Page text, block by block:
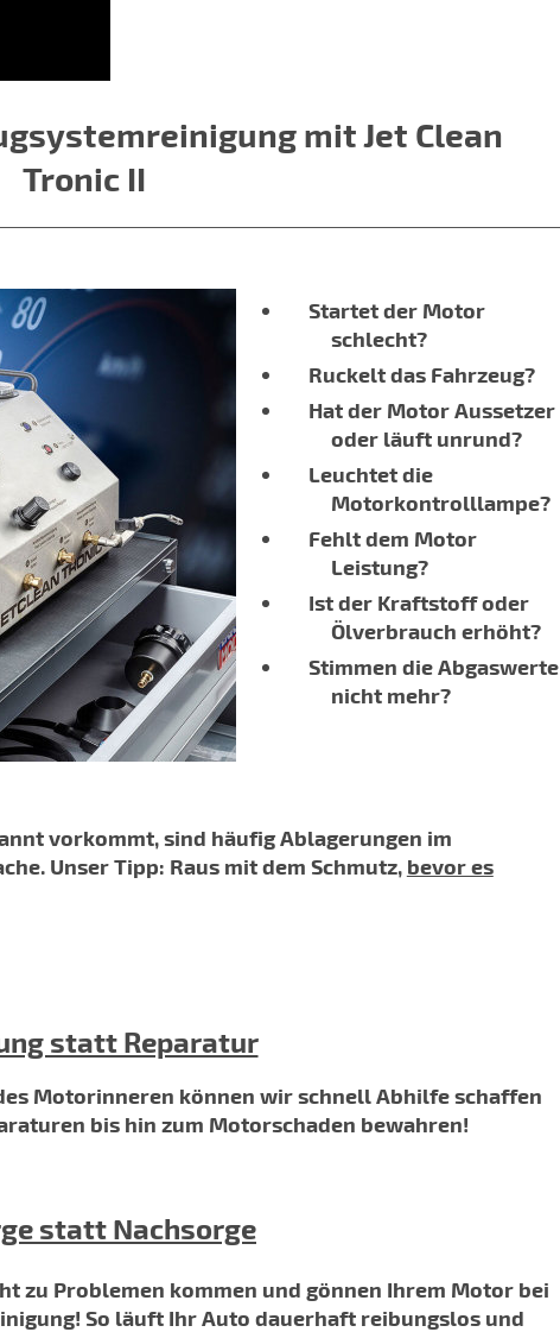
mit Jet Clean
Tronic II
Startet der Motor
schlecht?
Ruckelt das Fahrzeug?
Hat der Motor Aussetzer
oder läuft unrund?
Leuchtet die
Motorkontrolllampe?
Fehlt dem Motor
Leistung?
Ist der Kraftstoff oder
Ölverbrauch erhöht?
Stimmen die Abgaswerte
nicht mehr?
vorkommt, sind häufig Ablagerungen im
Unser Tipp: Raus mit dem Schmutz, bevor es
statt Reparatur
Motorinneren können wir schnell Abhilfe schaffen
bis hin zum Motorschaden bewahren!
statt Nachsorge
zu Problemen kommen und gönnen Ihrem Motor bei
So läuft Ihr Auto dauerhaft reibungslos und